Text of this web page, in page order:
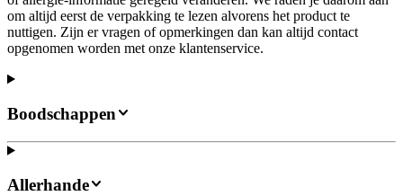
om altijd eerst de verpakking te lezen alvorens het product te
nuttigen. Zijn er vragen of opmerkingen dan kan altijd contact
opgenomen worden met onze klantenservice.
Boodschappen
Allerhande